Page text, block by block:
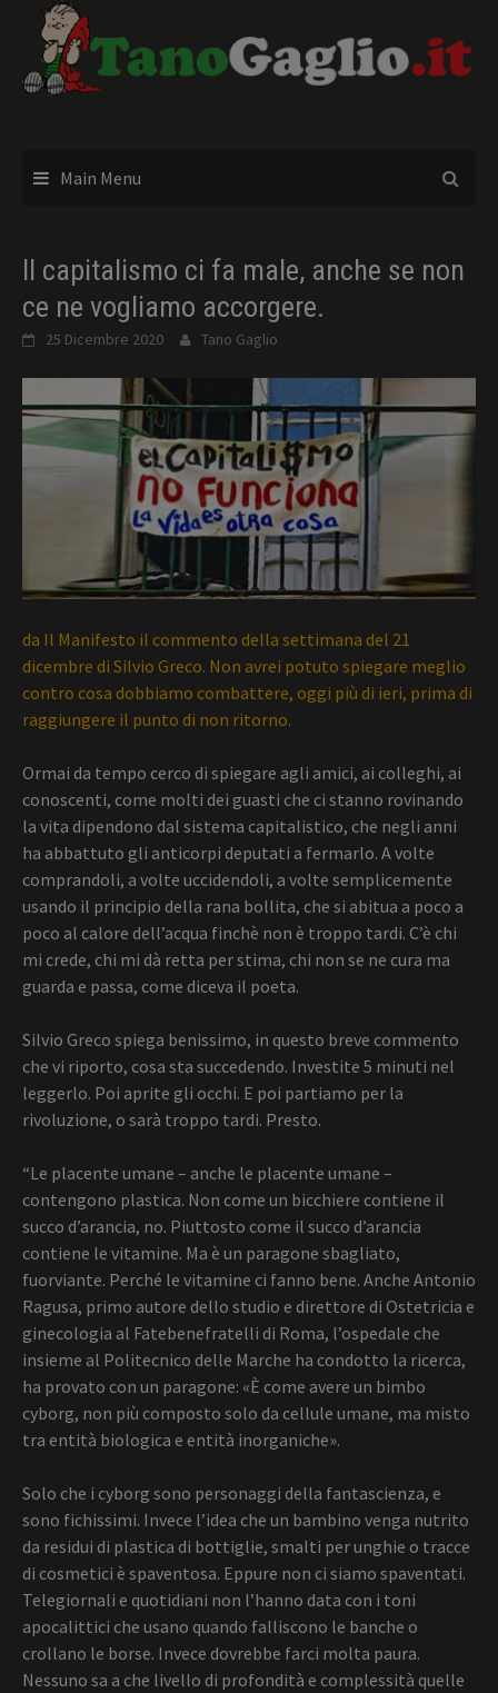
content
Main Menu
Il capitalismo ci fa male, anche se non
ce ne vogliamo accorgere.
25 Dicembre 2020 Tano Gaglio
da Il Manifesto il commento della settimana del 21
dicembre di Silvio Greco. Non avrei potuto spiegare meglio
contro cosa dobbiamo combattere, oggi più di ieri, prima di
raggiungere il punto di non ritorno.
Ormai da tempo cerco di spiegare agli amici, ai colleghi, ai
conoscenti, come molti dei guasti che ci stanno rovinando
la vita dipendono dal sistema capitalistico, che negli anni
ha abbattuto gli anticorpi deputati a fermarlo. A volte
comprandoli, a volte uccidendoli, a volte semplicemente
usando il principio della rana bollita, che si abitua a poco a
poco al calore dell’acqua finchè non è troppo tardi. C’è chi
mi crede, chi mi dà retta per stima, chi non se ne cura ma
guarda e passa, come diceva il poeta.
Silvio Greco spiega benissimo, in questo breve commento
che vi riporto, cosa sta succedendo. Investite 5 minuti nel
leggerlo. Poi aprite gli occhi. E poi partiamo per la
rivoluzione, o sarà troppo tardi. Presto.
“Le placente umane – anche le placente umane –
contengono plastica. Non come un bicchiere contiene il
succo d’arancia, no. Piuttosto come il succo d’arancia
contiene le vitamine. Ma è un paragone sbagliato,
fuorviante. Perché le vitamine ci fanno bene. Anche Antonio
Ragusa, primo autore dello studio e direttore di Ostetricia e
ginecologia al Fatebenefratelli di Roma, l’ospedale che
insieme al Politecnico delle Marche ha condotto la ricerca,
ha provato con un paragone: «È come avere un bimbo
cyborg, non più composto solo da cellule umane, ma misto
tra entità biologica e entità inorganiche».
Solo che i cyborg sono personaggi della fantascienza, e
sono fichissimi. Invece l’idea che un bambino venga nutrito
da residui di plastica di bottiglie, smalti per unghie o tracce
di cosmetici è spaventosa. Eppure non ci siamo spaventati.
Telegiornali e quotidiani non l’hanno data con i toni
apocalittici che usano quando falliscono le banche o
crollano le borse. Invece dovrebbe farci molta paura.
Nessuno sa a che livello di profondità e complessità quelle